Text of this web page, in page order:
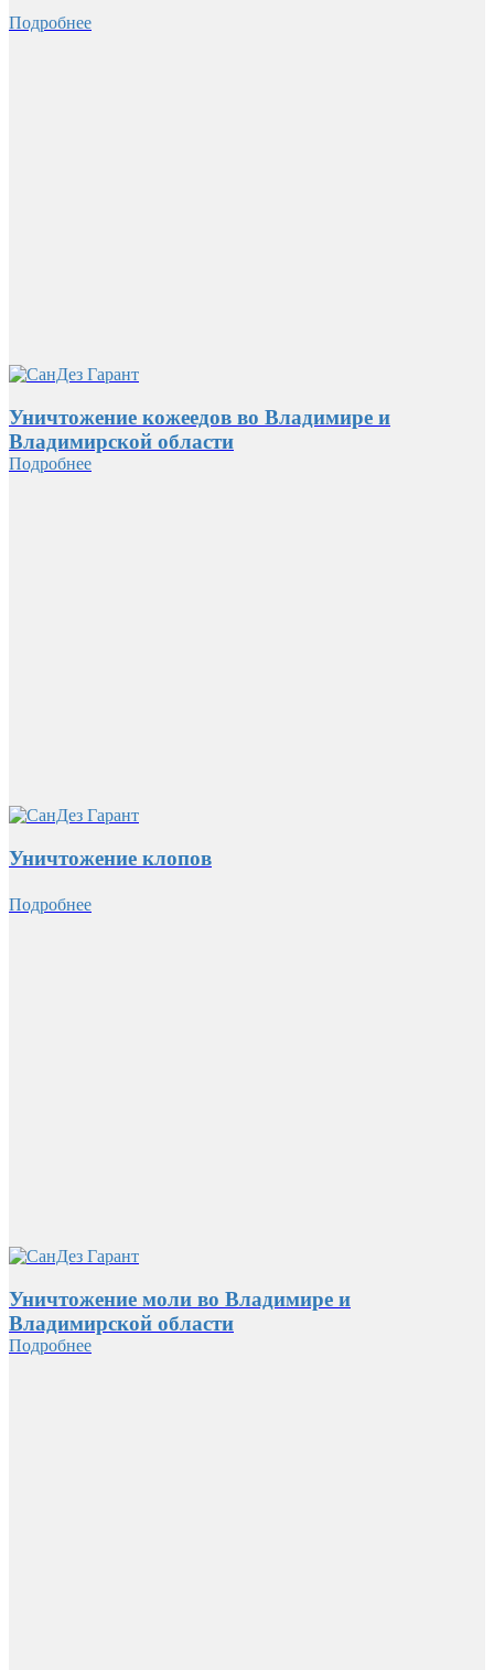
Подробнее
Уничтожение кожеедов во Владимире и
Владимирской области
Подробнее
Уничтожение клопов
Подробнее
Уничтожение моли во Владимире и
Владимирской области
Подробнее